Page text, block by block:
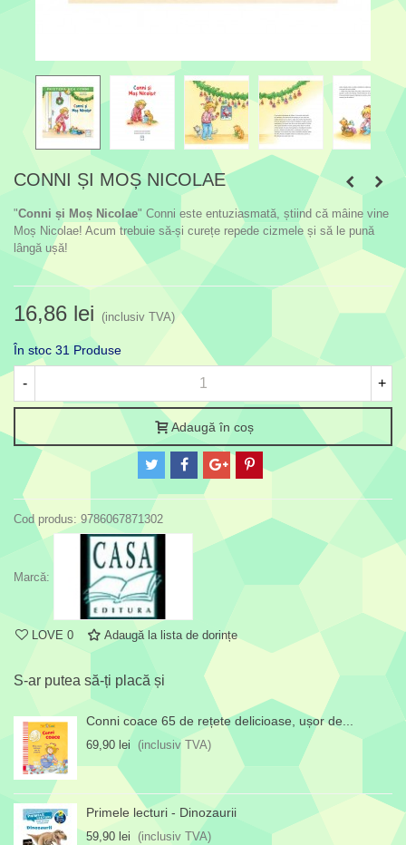
CONNI ȘI MOȘ NICOLAE
"Conni și Moș Nicolae" Conni este entuziasmată, știind că mâine vine
Moș Nicolae! Acum trebuie să-și curețe repede cizmele și să le pună
lângă ușă!
16,86 lei (inclusiv TVA)
În stoc 31 Produse
- +
Adaugă în coș
Cod produs: 9786067871302
Marcă:
LOVE 0 Adaugă la lista de dorințe
S-ar putea să-ți placă și
Conni coace 65 de rețete delicioase, ușor de...
69,90 lei (inclusiv TVA)
Primele lecturi - Dinozaurii
59,90 lei (inclusiv TVA)